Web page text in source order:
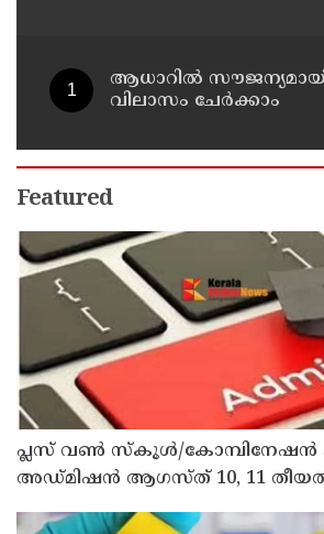
ആധാറിൽ
വിലാസം ചേർക്കാം
Featured
പ്ലസ് വൺ സ്‌കൂൾ/കോമ്പിനേഷൻ
അഡ്മിഷൻ ആഗസ്ത് 10, 11